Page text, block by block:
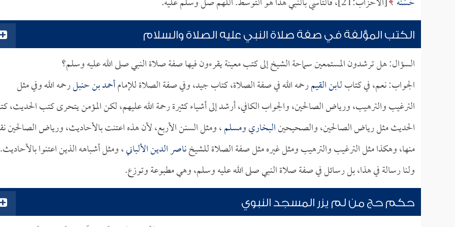
الكتب المؤلفة في صفة صلاة النبي عليه الصلاة والسلام
السؤال: هل ترشدون المستمعين سماحة الشيخ إلى كتب معينة يقرءون فيها صفة صلاة النبي صلى الله عليه وسلم؟
الجواب: نعم، في كتاب لـابن القيمرحمه الله في صفة الصلاة، كتاب جيد، وفي صفة الصلاة للإمامأحمد بن حنبلرحمه الله وفي مثل
الترغيب والترهيب، ورياض الصالحين، والجواب الكافي، أرشد إلى أشياء كثيرة رحمة الله عليهم، لكن المؤمن يتحرى كتب الحديث،
الحديث مثل رياض الصالحين، والصحيحينالبخاريومسلم، ومثل السنن الأربع، لأن هذه اعتنت بالأحاديث، ورياض الصالحين
منها، وهكذا مثل الترغيب والترهيب ومثل غيره مثل صفة الصلاة للشيخناصر الدين الألباني، ومثل أشباهه الذين اعتنوا بالأحاديث.
ولنا رسالة في هذا، بل رسائل في صفة صلاة النبي صلى الله عليه وسلم، وهي مطبوعة وتوزع.
حكم حج من لم يزر المسجد النبوي